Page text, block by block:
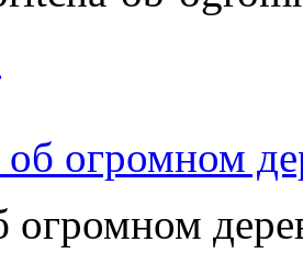
огромном
огромном